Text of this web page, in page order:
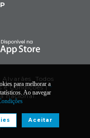
Todos
e Condições|*
nacional.
para melhorar a
Ao navegar
Aceitar